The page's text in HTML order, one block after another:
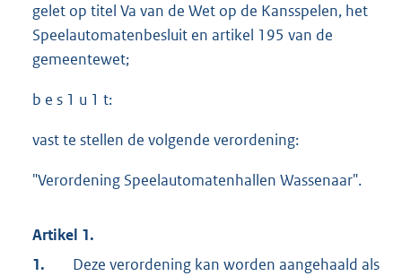
gelet op titel Va van de Wet op de Kansspelen, het
Speelautomatenbesluit en artikel 195 van de
gemeentewet;
b e s 1 u 1 t:
vast te stellen de volgende verordening:
"Verordening Speelautomatenhallen Wassenaar".
Artikel 1.
1.
Deze verordening kan worden aangehaald als